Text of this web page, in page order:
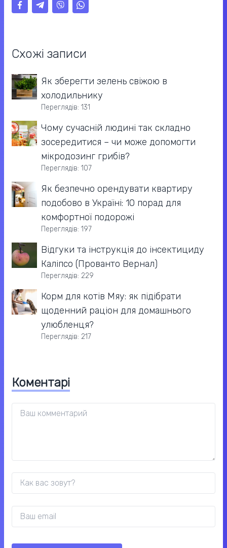
Схожі записи
Як зберегти зелень свіжою в
холодильнику
Переглядів: 131
Чому сучасній людині так складно
зосередитися – чи може допомогти
мікродозинг грибів?
Переглядів: 107
Як безпечно орендувати квартиру
подобово в Україні: 10 порад для
комфортної подорожі
Переглядів: 197
Відгуки та інструкція до інсектициду
Каліпсо (Прованто Вернал)
Переглядів: 229
Корм для котів Мяу: як підібрати
щоденний раціон для домашнього
улюбленця?
Переглядів: 217
Коментарі